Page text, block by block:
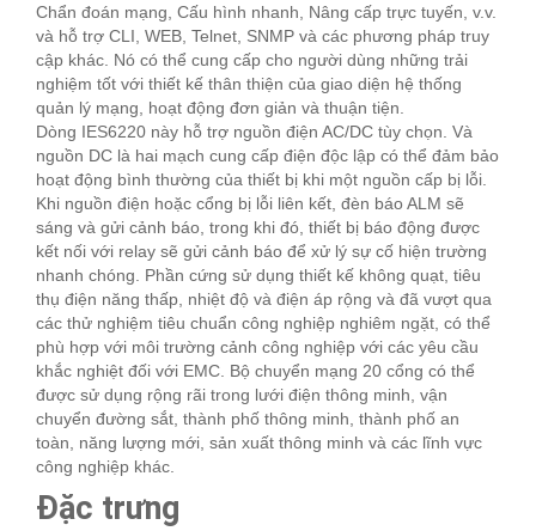
Chẩn đoán mạng, Cấu hình nhanh, Nâng cấp trực tuyến, v.v.
và hỗ trợ CLI, WEB, Telnet, SNMP và các phương pháp truy
cập khác. Nó có thể cung cấp cho người dùng những trải
nghiệm tốt với thiết kế thân thiện của giao diện hệ thống
quản lý mạng, hoạt động đơn giản và thuận tiện.
Dòng IES6220 này hỗ trợ nguồn điện AC/DC tùy chọn. Và
nguồn DC là hai mạch cung cấp điện độc lập có thể đảm bảo
hoạt động bình thường của thiết bị khi một nguồn cấp bị lỗi.
Khi nguồn điện hoặc cổng bị lỗi liên kết, đèn báo ALM sẽ
sáng và gửi cảnh báo, trong khi đó, thiết bị báo động được
kết nối với relay sẽ gửi cảnh báo để xử lý sự cố hiện trường
nhanh chóng. Phần cứng sử dụng thiết kế không quạt, tiêu
thụ điện năng thấp, nhiệt độ và điện áp rộng và đã vượt qua
các thử nghiệm tiêu chuẩn công nghiệp nghiêm ngặt, có thể
phù hợp với môi trường cảnh công nghiệp với các yêu cầu
khắc nghiệt đối với EMC. Bộ chuyển mạng 20 cổng có thể
được sử dụng rộng rãi trong lưới điện thông minh, vận
chuyển đường sắt, thành phố thông minh, thành phố an
toàn, năng lượng mới, sản xuất thông minh và các lĩnh vực
công nghiệp khác.
Đặc trưng